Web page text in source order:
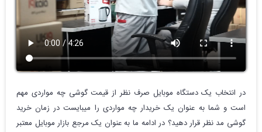
در انتخاب یک دستگاه موبایل صرف نظر از قیمت گوشی چه مواردی مهم
است و شما به عنوان یک خریدار چه مواردی را میبایست در زمان خرید
گوشی مد نظر قرار دهید؟ در ادامه ما به عنوان یک مرجع بازار موبایل معتبر